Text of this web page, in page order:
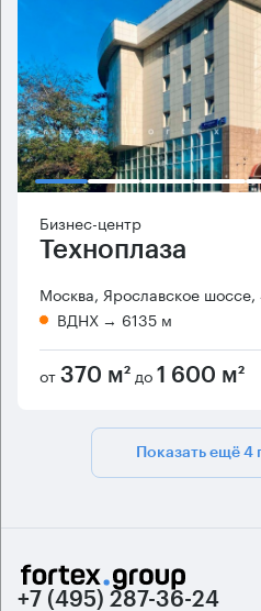
Бизнес-центр
Техноплаза
Москва, Ярославское шоссе,
ВДНХ → 6135 м
от 370 м² до 1 600 м²
Показать ещё 4
+7 (495) 287-36-24